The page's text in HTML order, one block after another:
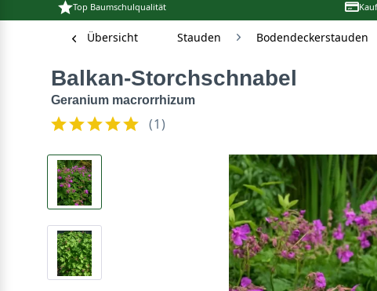
Top Baumschulqualität
Übersicht Stauden Bodendeckerstauden
Balkan-Storchschnabel
Geranium macrorrhizum
(1)